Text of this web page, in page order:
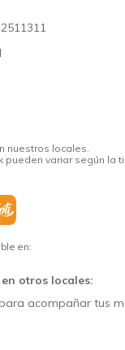
nuestros locales.
pueden variar según la
en:
otros locales:
acompañar tus